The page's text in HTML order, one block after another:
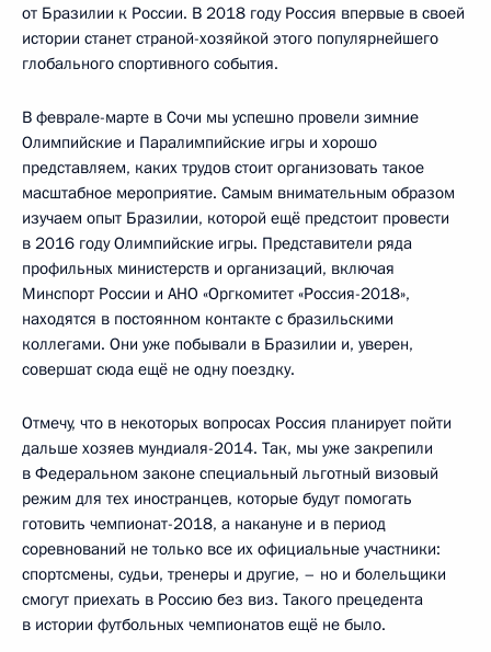
от Бразилии к России. В 2018 году Россия впервые в своей
истории станет страной-хозяйкой этого популярнейшего
глобального спортивного события.
В феврале-марте в Сочи мы успешно провели зимние
Олимпийские и Паралимпийские игры и хорошо
представляем, каких трудов стоит организовать такое
масштабное мероприятие. Самым внимательным образом
изучаем опыт Бразилии, которой ещё предстоит провести
в 2016 году Олимпийские игры. Представители ряда
профильных министерств и организаций, включая
Минспорт России и АНО «Оргкомитет «Россия-2018»,
находятся в постоянном контакте с бразильскими
коллегами. Они уже побывали в Бразилии и, уверен,
совершат сюда ещё не одну поездку.
Отмечу, что в некоторых вопросах Россия планирует пойти
дальше хозяев мундиаля-2014. Так, мы уже закрепили
в Федеральном законе специальный льготный визовый
режим для тех иностранцев, которые будут помогать
готовить чемпионат-2018, а накануне и в период
соревнований не только все их официальные участники:
спортсмены, судьи, тренеры и другие, – но и болельщики
смогут приехать в Россию без виз. Такого прецедента
в истории футбольных чемпионатов ещё не было.